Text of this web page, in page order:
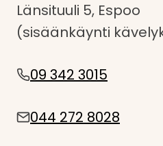
Länsituuli 5, Espoo
(sisäänkäynti
09 342 3015
044 272 8028